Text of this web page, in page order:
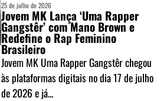
25 de julho de 2026
Jovem MK Lança ‘Uma Rapper
Gangstêr’ com Mano Brown e
Redefine o Rap Feminino
Brasileiro
Jovem MK Uma Rapper Gangstêr chegou
às plataformas digitais no dia 17 de julho
de 2026 e já...